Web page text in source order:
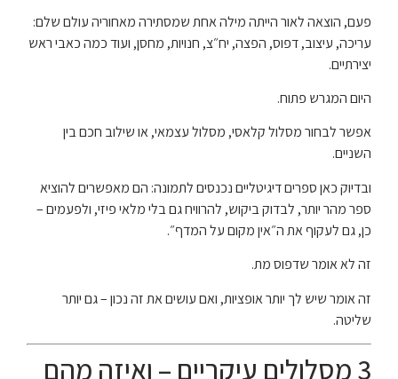
פעם, הוצאה לאור הייתה מילה אחת שמסתירה מאחוריה עולם שלם:
עריכה, עיצוב, דפוס, הפצה, יח״צ, חנויות, מחסן, ועוד כמה כאבי ראש
יצירתיים.
היום המגרש פתוח.
אפשר לבחור מסלול קלאסי, מסלול עצמאי, או שילוב חכם בין
השניים.
ובדיוק כאן ספרים דיגיטליים נכנסים לתמונה: הם מאפשרים להוציא
ספר מהר יותר, לבדוק ביקוש, להרוויח גם בלי מלאי פיזי, ולפעמים –
כן, גם לעקוף את ה״אין מקום על המדף״.
זה לא אומר שדפוס מת.
זה אומר שיש לך יותר אופציות, ואם עושים את זה נכון – גם יותר
שליטה.
3 מסלולים עיקריים – ואיזה מהם